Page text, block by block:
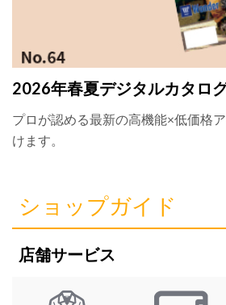
2026年春夏デジタルカタロ
プロが認める最新の高機能×低価格
けます。
ショップガイド
店舗サービス